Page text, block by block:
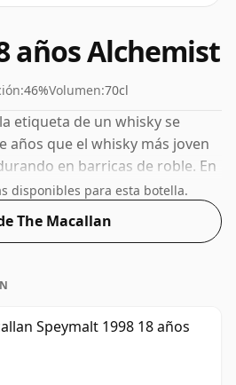
años Alchemist
46%Volumen:70cl
etiqueta de un whisky se
años que el whisky más joven
en barricas de roble. En
de The Macallan tiene
una concentración cada vez
es un ABV para beber
disponibles para esta botella.
The Macallan
Speymalt 1998 18 años